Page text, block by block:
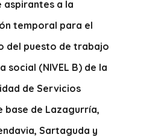
aspirantes a la
temporal para el
del puesto de trabajo
social (NIVEL B) de la
de Servicios
base de Lazagurría,
Sartaguda y